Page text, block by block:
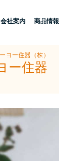
会社案内 商品情報
ヨー住器（株）
ー住器